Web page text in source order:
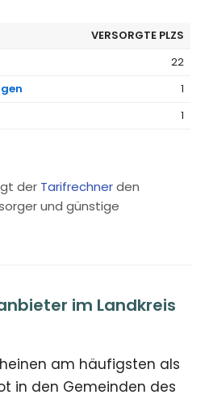
VERSORGTE PLZS
22
1
1
der Tarifrechnerden
und günstige
im Landkreis
am häufigsten als
in den Gemeinden des